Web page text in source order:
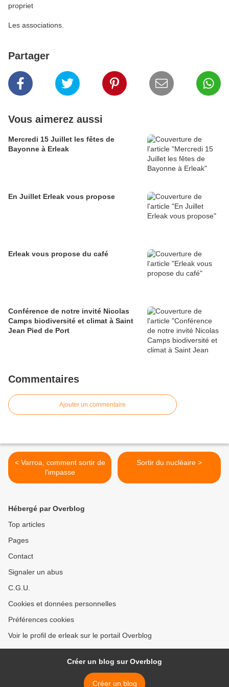
Les associations.
Partager
Vous aimerez aussi
Mercredi 15 Juillet les fêtes de
Bayonne à Erleak
En Juillet Erleak vous propose
Erleak vous propose du café
Conférence de notre invité Nicolas
Camps biodiversité et climat à Saint
Jean Pied de Port
Commentaires
Ajouter un commentaire
< Varroa, comment sortir de
l'impasse
Sortir du nucléaire >
Hébergé par Overblog
Top articles
Pages
Contact
Signaler un abus
C.G.U.
Cookies et données personnelles
Préférences cookies
Voir le profil de erleak sur le portail Overblog
Créer un blog sur Overblog
Créer un blog